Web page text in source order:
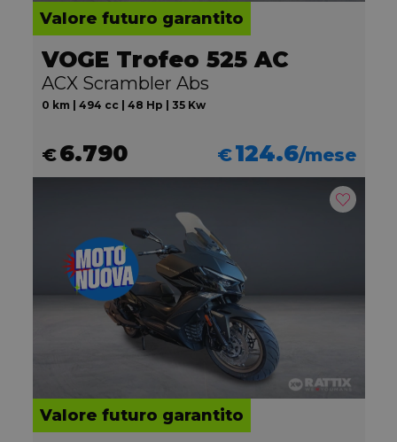
Valore futuro garantito
VOGE Trofeo 525 AC
ACX Scrambler Abs
0 km | 494 cc | 48 Hp | 35 Kw
€6.790 €124.6/mese
Valore futuro garantito